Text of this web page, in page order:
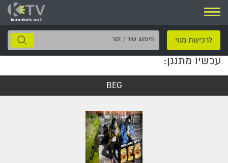
ניווט
לרכישת מנוי
חיפוש
שיר
עכשיו מתנגן:
BEG